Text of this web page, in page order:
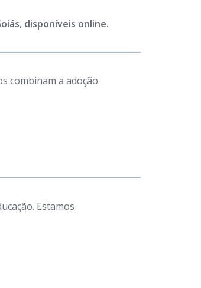
disponíveis online.
combinam a adoção
Estamos